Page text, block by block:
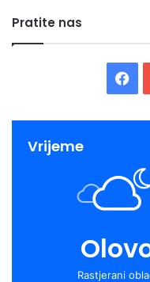
Pratite nas
Vrijeme
Rastjerani